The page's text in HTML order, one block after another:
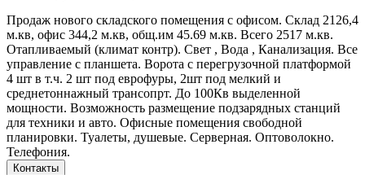
Продаж нового складского помещения с офисом. Склад 2126,4
м.кв, офис 344,2 м.кв, общ.им 45.69 м.кв. Всего 2517 м.кв.
Отапливаемый (климат контр). Свет , Вода , Канализация. Все
управление с планшета. Ворота с перегрузочной платформой
4 шт в т.ч. 2 шт под еврофуры, 2шт под мелкий и
среднетоннажный трансопрт. До 100Кв выделенной
мощности. Возможность размещение подзарядных станций
для техники и авто. Офисные помещения свободной
планировки. Туалеты, душевые. Серверная. Оптоволокно.
Телефония.
Контакты